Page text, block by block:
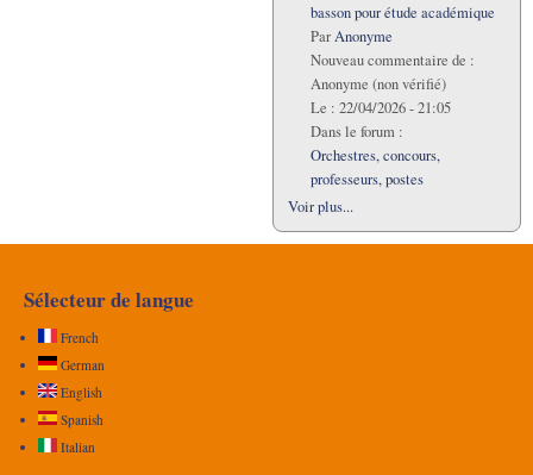
basson pour étude académique
ParAnonyme
Nouveau commentaire de :
Anonyme (non vérifié)
Le : 22/04/2026 - 21:05
Dans le forum :
Orchestres, concours,
professeurs, postes
Voir plus...
Sélecteur de langue
French
German
English
Spanish
Italian